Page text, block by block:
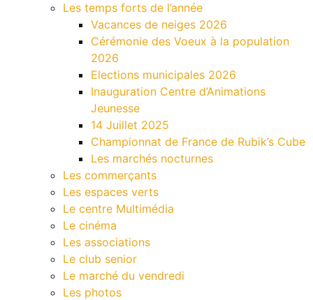
Les temps forts de l’année
Vacances de neiges 2026
Cérémonie des Voeux à la population
2026
Elections municipales 2026
Inauguration Centre d’Animations
Jeunesse
14 Juillet 2025
Championnat de France de Rubik’s Cube
Les marchés nocturnes
Les commerçants
Les espaces verts
Le centre Multimédia
Le cinéma
Les associations
Le club senior
Le marché du vendredi
Les photos